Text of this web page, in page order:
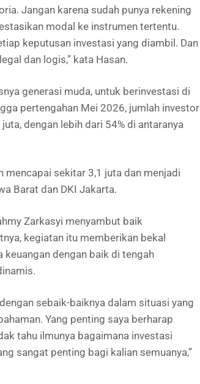
Jangan karena sudah punya rekening
modal ke instrumen tertentu.
keputusan investasi yang diambil. Dan
dan logis,” kata Hasan.
generasi muda, untuk berinvestasi di
pertengahan Mei 2026, jumlah investor
dengan lebih dari 54% di antaranya
mencapai sekitar 3,1 juta dan menjadi
Barat dan DKI Jakarta.
Zarkasyi menyambut baik
kegiatan itu memberikan bekal
dengan baik di tengah
sebaik-baiknya dalam situasi yang
Yang penting saya berharap
tahu ilmunya bagaimana investasi
sangat penting bagi kalian semuanya,”